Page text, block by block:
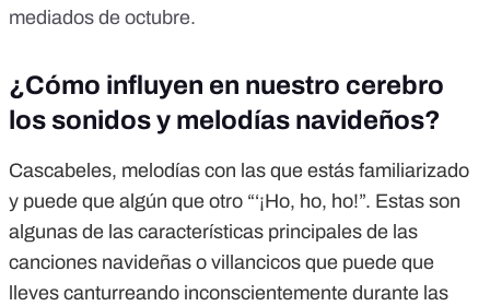
mediados de octubre.
¿Cómo influyen en nuestro cerebro
los sonidos y melodías navideños?
Cascabeles, melodías con las que estás familiarizado
y puede que algún que otro “‘¡Ho, ho, ho!”. Estas son
algunas de las características principales de las
canciones navideñas o villancicos que puede que
lleves canturreando inconscientemente durante las